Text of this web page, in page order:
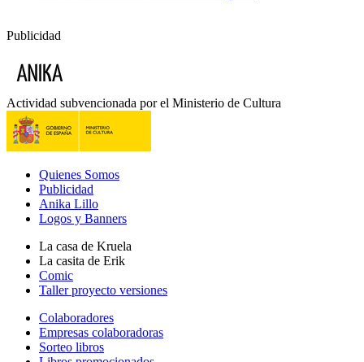
Publicidad
Actividad subvencionada por el Ministerio de Cultura
Quienes Somos
Publicidad
Anika Lillo
Logos y Banners
La casa de Kruela
La casita de Erik
Comic
Taller proyecto versiones
Colaboradores
Empresas colaboradoras
Sorteo libros